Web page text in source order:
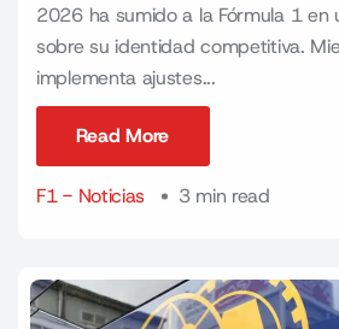
2026 ha sumido a la Fórmula 1 en
sobre su identidad competitiva.
implementa ajustes...
Read More
F1 - Noticias
3 min read